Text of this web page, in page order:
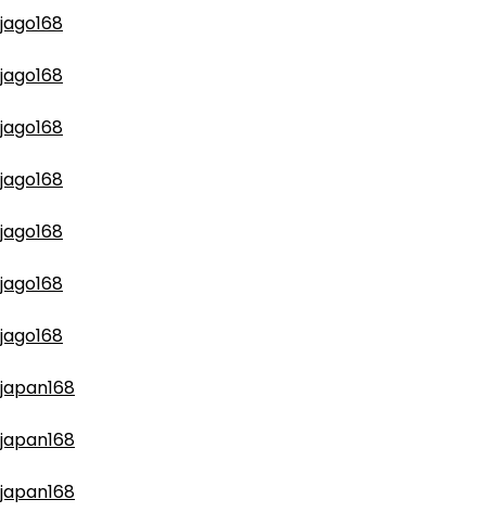
jago168
jago168
jago168
jago168
jago168
jago168
jago168
japan168
japan168
japan168